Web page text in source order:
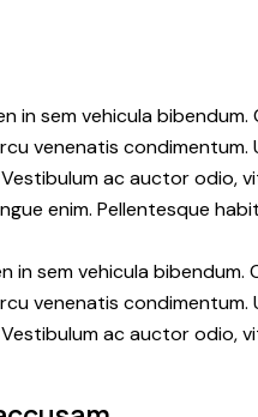
in sem vehicula
venenatis condimentum.
ac auctor odio,
enim. Pellentesque
in sem vehicula
venenatis condimentum.
ac auctor odio,